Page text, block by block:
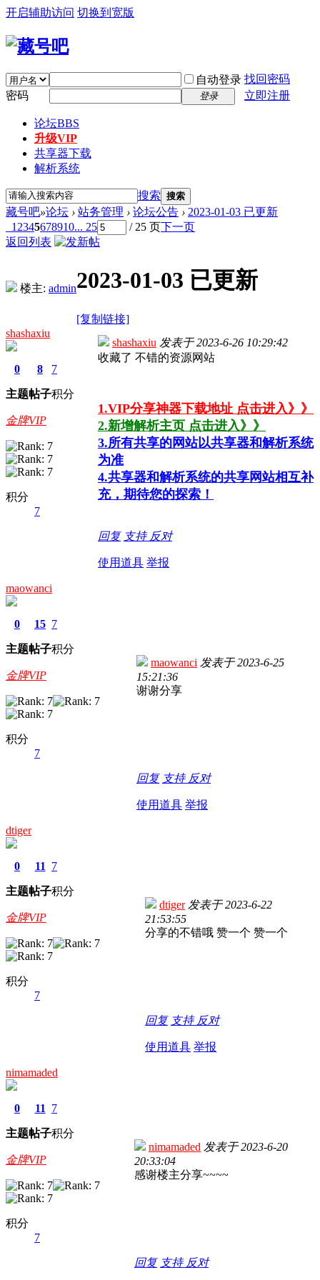
开启辅助访问 切换到宽版
自动登录 找回密码
密码
登录 立即注册
论坛BBS
升级VIP
共享器下载
解析系统
搜索 搜索
藏号吧»论坛 › 站务管理 › 论坛公告 › 2023-01-03 已更新
1 2345678910... 25 / 25 页下一页
返回列表
楼主: admin2023-01-03 已更新
[复制链接]
shashaxiu
0
主题
8
帖子
7
积分
金牌VIP
积分
7
shashaxiu 发表于2023-6-26 10:29:42
收藏了 不错的资源网站
1.VIP分享神器下载地址 点击进入》》
2.新增解析主页 点击进入》》
3.所有共享的网站以共享器和解析系统
为准
4.共享器和解析系统的共享网站相互补
充，期待您的探索！
回复 支持 反对
使用道具 举报
maowanci
0
主题
15
帖子
7
积分
金牌VIP
积分
7
maowanci 发表于2023-6-25
15:21:36
谢谢分享
回复 支持 反对
使用道具 举报
dtiger
0
主题
11
帖子
7
积分
金牌VIP
积分
7
dtiger 发表于2023-6-22
21:53:55
分享的不错哦 赞一个 赞一个
回复 支持 反对
使用道具 举报
nimamaded
0
主题
11
帖子
7
积分
金牌VIP
积分
7
nimamaded 发表于2023-6-20
20:33:04
感谢楼主分享~~~~
回复 支持 反对